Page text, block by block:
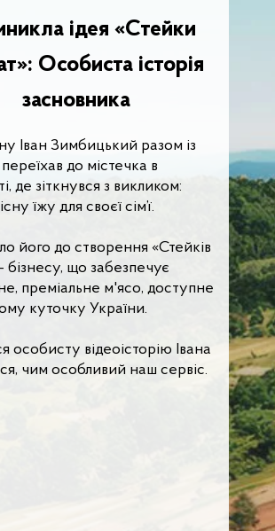
Іван Зимбицький разом із
до містечка в
де зіткнувся з викликом:
їжу для своєї сім’ї.
його до створення «Стейків
бізнесу, що забезпечує
преміальне м'ясо, доступне
куточку України.
особисту відеоісторію Івана
чим особливий наш сервіс.
ідея «Стейки
Особиста історія
засновника